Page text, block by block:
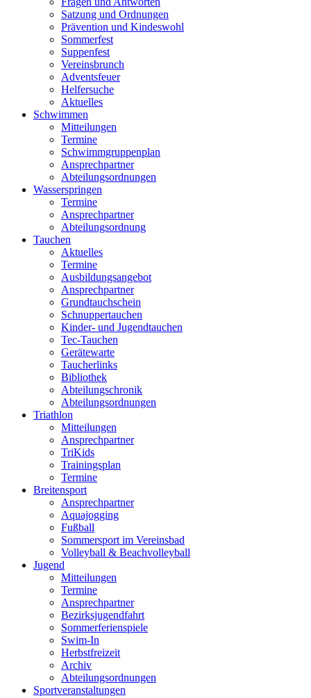
Satzung und Ordnungen
Prävention und Kindeswohl
Sommerfest
Suppenfest
Vereinsbrunch
Adventsfeuer
Helfersuche
Aktuelles
Schwimmen
Mitteilungen
Termine
Schwimmgruppenplan
Ansprechpartner
Abteilungsordnungen
Wasserspringen
Termine
Ansprechpartner
Abteilungsordnung
Tauchen
Aktuelles
Termine
Ausbildungsangebot
Ansprechpartner
Grundtauchschein
Schnuppertauchen
Kinder- und Jugendtauchen
Tec-Tauchen
Gerätewarte
Taucherlinks
Bibliothek
Abteilungschronik
Abteilungsordnungen
Triathlon
Mitteilungen
Ansprechpartner
TriKids
Trainingsplan
Termine
Breitensport
Ansprechpartner
Aquajogging
Fußball
Sommersport im Vereinsbad
Volleyball & Beachvolleyball
Jugend
Mitteilungen
Termine
Ansprechpartner
Bezirksjugendfahrt
Sommerferienspiele
Swim-In
Herbstfreizeit
Archiv
Abteilungsordnungen
Sportveranstaltungen